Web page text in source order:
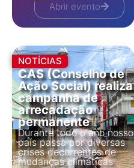
Abrir evento
NOTÍCIAS
CAS (Conselho de
Ação Social) realiza
campanha de
arrecadação
permanente
Durante todo o ano nosso
país passa por diversas
crises decorrentes de
mudanças climáticas